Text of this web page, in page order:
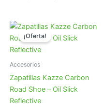
$450,00.$299,00.
¡Oferta!
Accesorios
Zapatillas Kazze Carbon
Road Shoe – Oil Slick
Reflective